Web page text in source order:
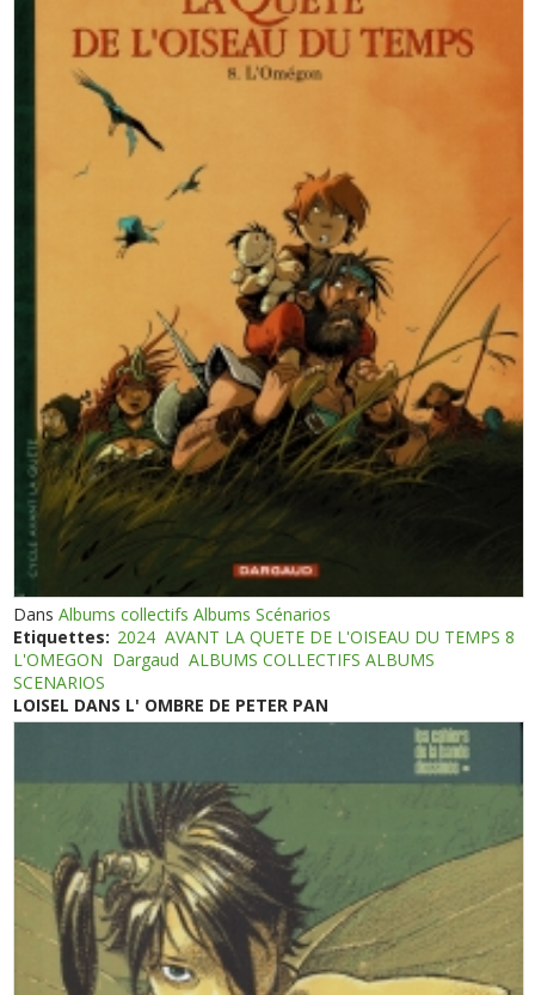
DansAlbums collectifs Albums Scénarios
Etiquettes: 2024 AVANT LA QUETE DE L'OISEAU DU TEMPS 8
L'OMEGON Dargaud ALBUMS COLLECTIFS ALBUMS
SCENARIOS
LOISEL DANS L' OMBRE DE PETER PAN